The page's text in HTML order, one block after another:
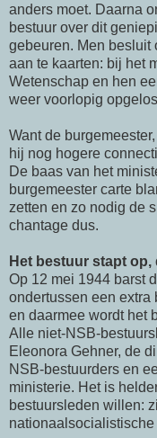
anders moet. Daarna
bestuur over dit
gebeuren. Men besluit
aan te kaarten: bij het
Wetenschap en hen
weer voorlopig
Want de
hij nog hogere
De baas van het
burgemeester carte
zetten en zo nodig de
chantage dus.
Het bestuur stapt
Op 12 mei 1944 barst
ondertussen een extra
en daarmee wordt het
Alle niet-NSB-
Eleonora Gehner, de
NSB-bestuurders en
ministerie. Het is
bestuursleden willen: